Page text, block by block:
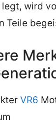
wird
Teile
VR6